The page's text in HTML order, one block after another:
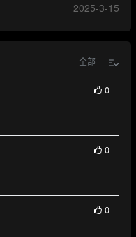
2025-3-15
全部
0
0
0